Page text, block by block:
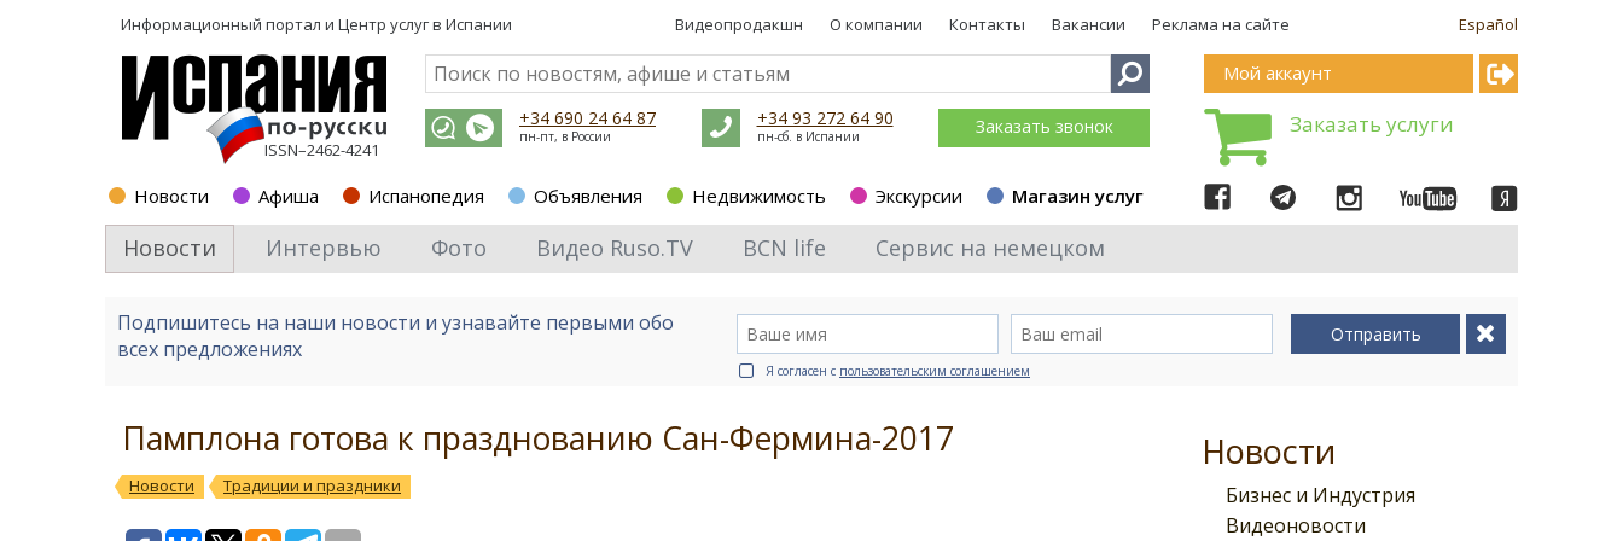
Информационный портал и Центр услуг в Испании Español
Видеопродакшн О компании Контакты Вакансии Реклама на сайте
ISSN–2462-4241
+34 690 24 64 87
пн-пт, в России
+34 93 272 64 90
пн-сб. в Испании Заказать звонок
Новости Афиша Испанопедия Объявления Недвижимость Экскурсии Магазин услуг
Мой аккаунт
Заказать услуги
Новости Интервью Фото Видео Ruso.TV BCN life Сервис на немецком
Подпишитесь на наши новости и узнавайте первыми обо
всех предложениях
Отправить
Я согласен с пользовательским соглашением
Новости
Бизнес и Индустрия
Видеоновости
Памплона готова к празднованию Сан-Фермина-2017
Новости Традиции и праздники